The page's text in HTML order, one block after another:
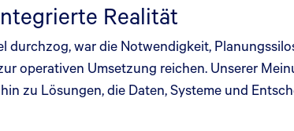
Realität
durchzog, war die Notwendigkeit,
operativen Umsetzung reichen. Unserer
zu Lösungen, die Daten, Systeme und